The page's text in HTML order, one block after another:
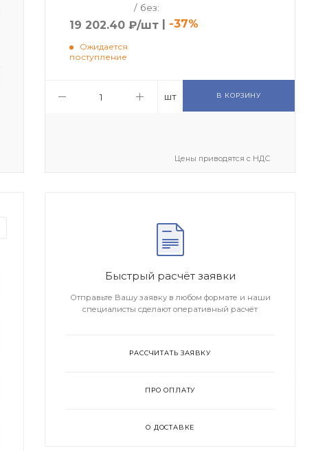
/ без:
19 202.40 ₽/шт | -37%
Ожидается
поступление
шт В КОРЗИНУ
Цены приводятся с НДС
Быстрый расчёт заявки
Отправьте Вашу заявку в любом формате и наши
специалисты сделают оперативный расчёт
РАССЧИТАТЬ ЗАЯВКУ
ПРО ОПЛАТУ
О ДОСТАВКЕ